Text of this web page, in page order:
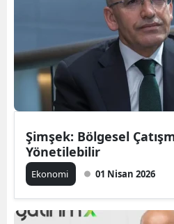
Şimşek: Bölgesel
Yönetilebilir
Ekonomi 01 Nisan 2026